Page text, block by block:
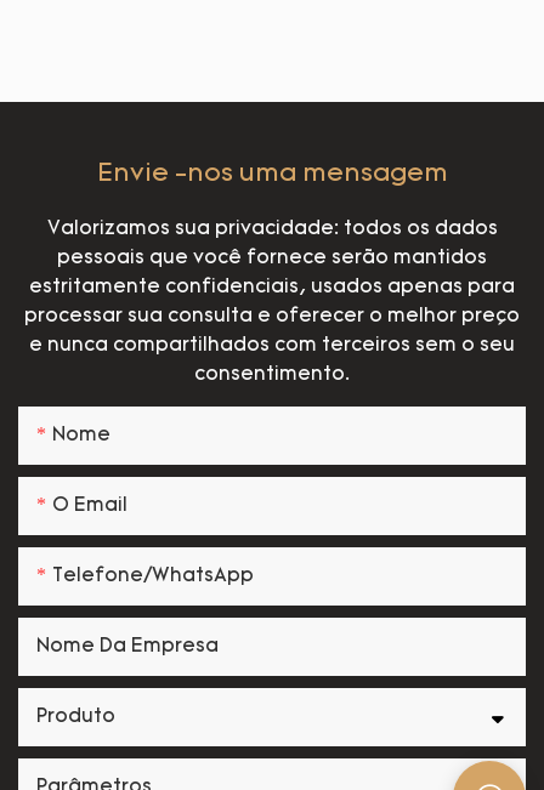
Envie -nos uma mensagem
Valorizamos sua privacidade: todos os dados
pessoais que você fornece serão mantidos
estritamente confidenciais, usados apenas para
processar sua consulta e oferecer o melhor preço
e nunca compartilhados com terceiros sem o seu
consentimento.
Nome
O Email
Telefone/WhatsApp
Nome Da Empresa
Produto